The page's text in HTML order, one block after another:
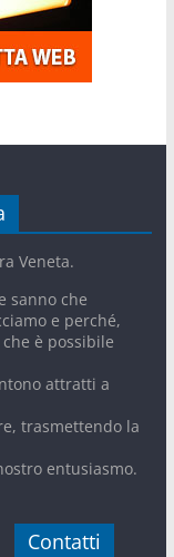
Veneta.
sanno che
e perché,
è possibile
attratti a
trasmettendo la
entusiasmo.
Contatti